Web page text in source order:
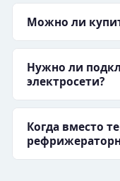
Можно ли
Нужно ли
электросети?
Когда вместо